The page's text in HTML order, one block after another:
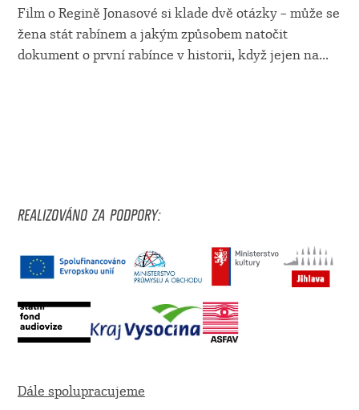
Film o Regině Jonasové si klade dvě otázky – může se
žena stát rabínem a jakým způsobem natočit
dokument o první rabínce v historii, když jejen na...
REALIZOVÁNO ZA PODPORY:
Dále spolupracujeme